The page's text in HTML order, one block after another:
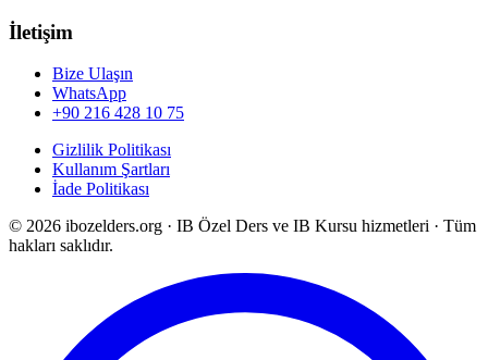
İletişim
Bize Ulaşın
WhatsApp
+90 216 428 10 75
Gizlilik Politikası
Kullanım Şartları
İade Politikası
© 2026 ibozelders.org · IB Özel Ders ve IB Kursu hizmetleri · Tüm
hakları saklıdır.